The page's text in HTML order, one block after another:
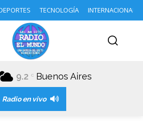
TECNOLOGÍA INTERNACIONAL
9.2 C Buenos Aires
Radio en vivo